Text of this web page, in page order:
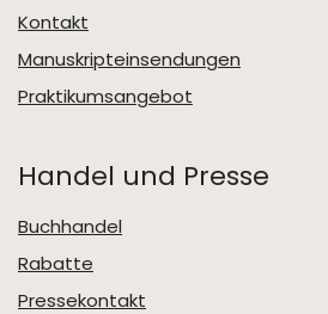
Kontakt
Manuskripteinsendungen
Praktikumsangebot
Handel und Presse
Buchhandel
Rabatte
Pressekontakt